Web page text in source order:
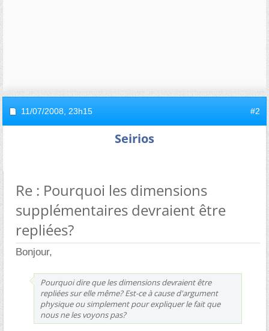
11/07/2008, 23h15 #2
Seirios
Re : Pourquoi les dimensions
supplémentaires devraient être
repliées?
Bonjour,
Pourquoi dire que les dimensions devraient être
repliées sur elle même? Est-ce à cause d'argument
physique ou simplement pour expliquer le fait que
nous ne les voyons pas?